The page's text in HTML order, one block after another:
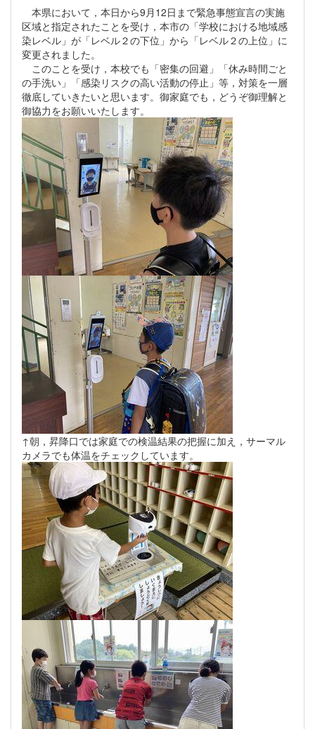
本県において，本日から9月12日まで緊急事態宣言の実施
区域と指定されたことを受け，本市の「学校における地域感
染レベル」が「レベル２の下位」から「レベル２の上位」に
変更されました。
このことを受け，本校でも「密集の回避」「休み時間ごと
の手洗い」「感染リスクの高い活動の停止」等，対策を一層
徹底していきたいと思います。御家庭でも，どうぞ御理解と
御協力をお願いいたします。
↑朝，昇降口では家庭での検温結果の把握に加え，サーマル
カメラでも体温をチェックしています。